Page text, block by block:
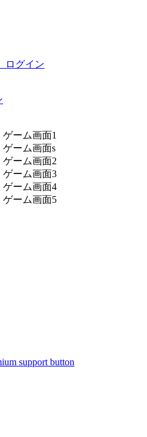
ログイン